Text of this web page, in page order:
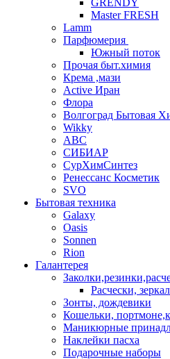
GRENDY
Master FRESH
Lamm
Парфюмерия
Южный поток
Прочая быт.химия
Крема ,мази
Аctive Иран
Флора
Волгоград Бытовая
Wikky
АВС
СИБИАР
СурХимСинтез
Ренессанс Косметик
SVO
Бытовая техника
Galaxy
Oasis
Sonnen
Rion
Галантерея
Расчески,
Зонты, дождевики
Кошельки,
Маникюрные
Наклейки пасха
Подарочные наборы